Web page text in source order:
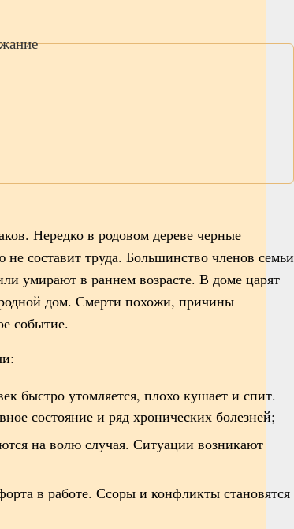
Нередко в родовом дереве черные
составит труда. Большинство членов семьи
умирают в раннем возрасте. В доме царят
родной дом. Смерти похожи, причины
событие.
быстро утомляется, плохо кушает и спит.
состояние и ряд хронических болезней;
на волю случая. Ситуации возникают
в работе. Ссоры и конфликты становятся